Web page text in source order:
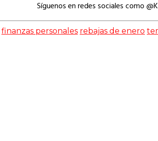
Síguenos en redes sociales como
finanzas personales rebajas de enero